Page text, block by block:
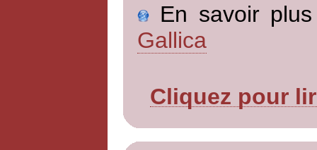
En savoir
Gallica
Cliquez pour